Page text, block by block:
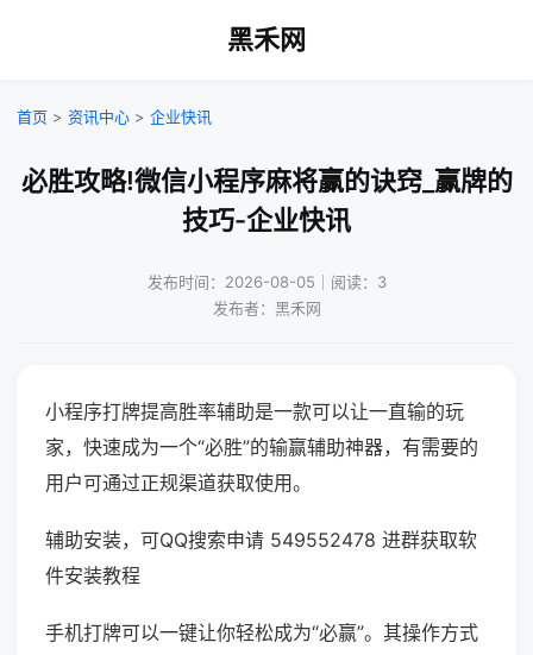
黑禾网
首页 > 资讯中心 > 企业快讯
必胜攻略!微信小程序麻将赢的诀窍_赢牌的
技巧-企业快讯
发布时间：2026-08-05｜阅读：3
发布者：黑禾网
小程序打牌提高胜率辅助是一款可以让一直输的玩
家，快速成为一个“必胜”的输赢辅助神器，有需要的
用户可通过正规渠道获取使用。
辅助安装，可QQ搜索申请 549552478 进群获取软
件安装教程
手机打牌可以一键让你轻松成为“必赢”。其操作方式